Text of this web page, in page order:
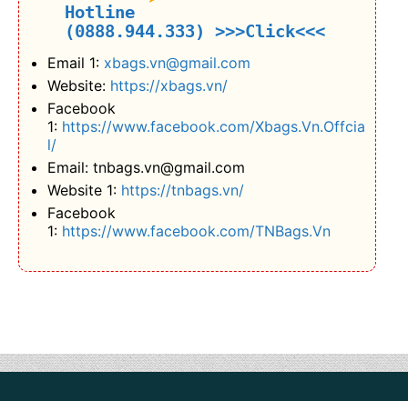
Hotline
(0888.944.333)
>>>Click<<<
Email 1: xbags.vn@gmail.com
Website: https://xbags.vn/
Facebook
1: https://www.facebook.com/Xbags.Vn.Offcia
l/
Email: tnbags.vn@gmail.com
Website 1: https://tnbags.vn/
Facebook
1: https://www.facebook.com/TNBags.Vn